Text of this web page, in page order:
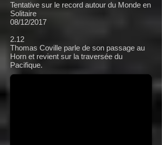
Tentative sur le record autour du Monde en
Solitaire
08/12/2017
2.12
Thomas Coville parle de son passage au
Horn et revient sur la traversée du
Pacifique.